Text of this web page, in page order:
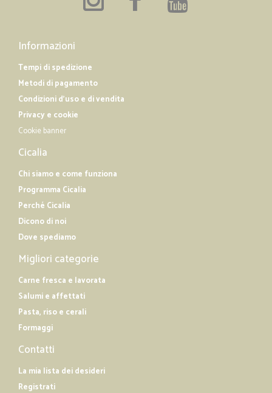
Informazioni
Tempi di spedizione
Metodi di pagamento
Condizioni d'uso e di vendita
Privacy e cookie
Cookie banner
Cicalia
Chi siamo e come funziona
Programma Cicalia
Perché Cicalia
Dicono di noi
Dove spediamo
Migliori categorie
Carne fresca e lavorata
Salumi e affettati
Pasta, riso e cerali
Formaggi
Contatti
La mia lista dei desideri
Registrati